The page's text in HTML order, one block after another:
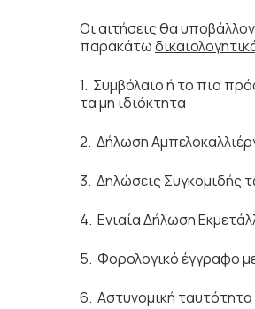
Οι αιτήσεις θα
παρακάτω
1. Συμβόλαιο ή το πιο
τα μη ιδιόκτητα
2. Δήλωση
3. Δηλώσεις Συγκομιδής
4. Ενιαία Δήλωση
5. Φορολογικό έγγραφο
6. Αστυνομική ταυτότητα